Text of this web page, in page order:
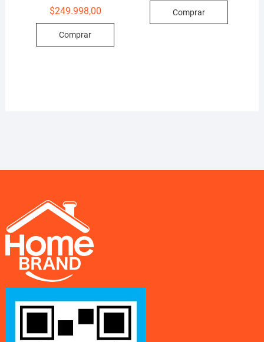
$249.998,00
Comprar
Comprar